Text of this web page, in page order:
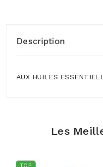
Description
AUX HUILES
Les
TOP